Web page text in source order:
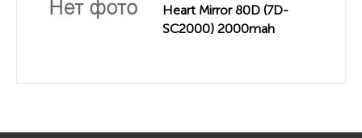
Heart Mirror 80D (7D-
SC2000) 2000mah